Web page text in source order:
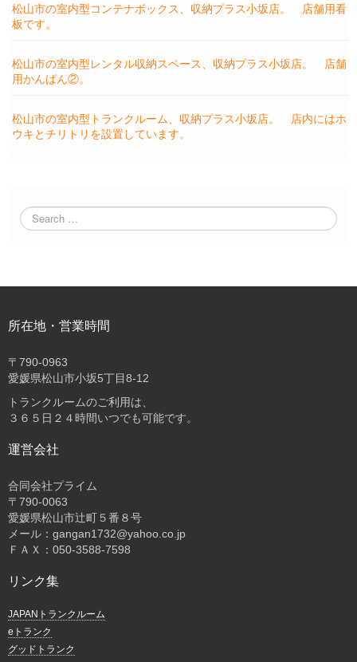
松山市の室内型コンテナボックス、収納プラス小坂店。 店舗用看
板です。
松山市の室内型レンタル収納スペース、収納プラス小坂店。 店舗
用かんばん②。
松山市の室内型トランクルーム、収納プラス小坂店。 店内にはホ
ウキとチリトリを設置しています。
所在地・営業時間
〒 790-0963
愛媛県松山市小坂5丁目8-12
トランクルームのご利用は、
３６５日２４時間いつでも可能です。
運営会社
合同会社プライム
〒 790-0063
愛媛県松山市辻町５番８号
メール：gangan1732@yahoo.co.jp
ＦＡＸ：050-3588-7598
リンク集
JAPANトランクルーム
eトランク
グッドトランク